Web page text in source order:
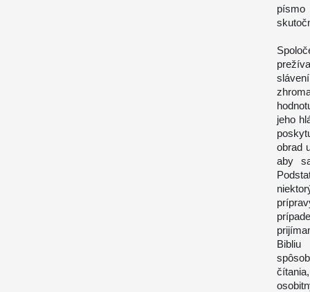
jeho
obrad
aby
Bibliu